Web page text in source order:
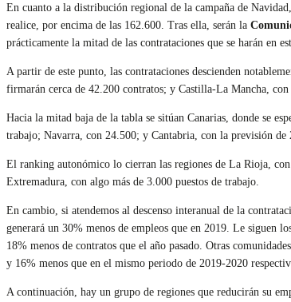
En cuanto a la distribución regional de la campaña de
realice, por encima de las 162.600. Tras ella, serán la
prácticamente la mitad de las contrataciones que se harán en
A partir de este punto, las contrataciones descienden
firmarán cerca de 42.200 contratos; y Castilla-La Mancha, con
Hacia la mitad baja de la tabla se sitúan Canarias, donde se
trabajo; Navarra, con 24.500; y Cantabria, con la previsión de
El ranking autonómico lo cierran las regiones de La Rioja,
Extremadura, con algo más de 3.000 puestos de trabajo.
En cambio, si atendemos al descenso interanual de la
generará un 30% menos de empleos que en 2019. Le siguen
18% menos de contratos que el año pasado. Otras
y 16% menos que en el mismo periodo de 2019-2020
A continuación, hay un grupo de regiones que reducirán su